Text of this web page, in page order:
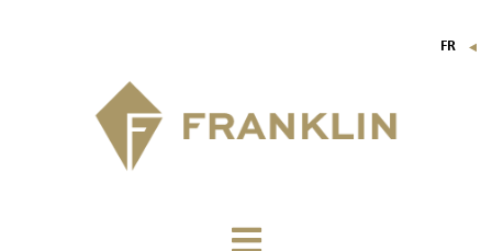
FR ▼